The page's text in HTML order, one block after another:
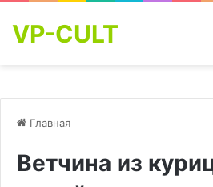
VP-CULT
Главная
Ветчина из